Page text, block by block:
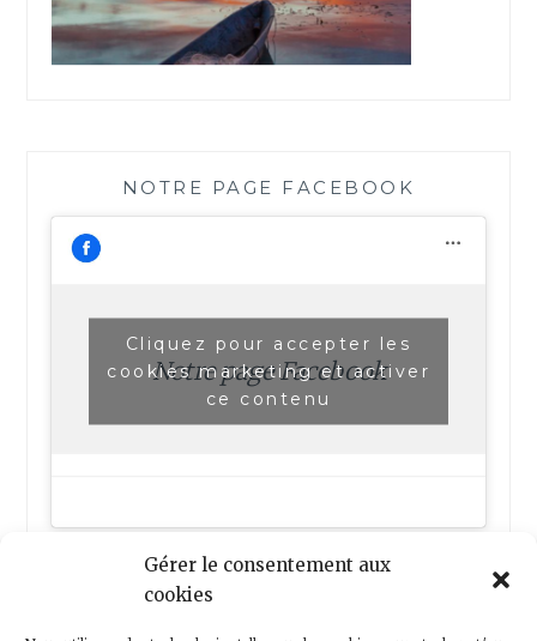
Gérer le consentement aux
cookies
NOTRE PAGE FACEBOOK
Notre page Facebook
Cliquez pour accepter les
cookies marketing et activer
ce contenu